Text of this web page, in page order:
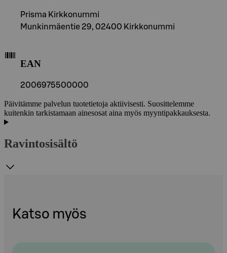
Prisma Kirkkonummi
Munkinmäentie 29, 02400 Kirkkonummi
EAN
2006975500000
Päivitämme palvelun tuotetietoja aktiivisesti. Suosittelemme
kuitenkin tarkistamaan ainesosat aina myös myyntipakkauksesta.
Ravintosisältö
Katso myös